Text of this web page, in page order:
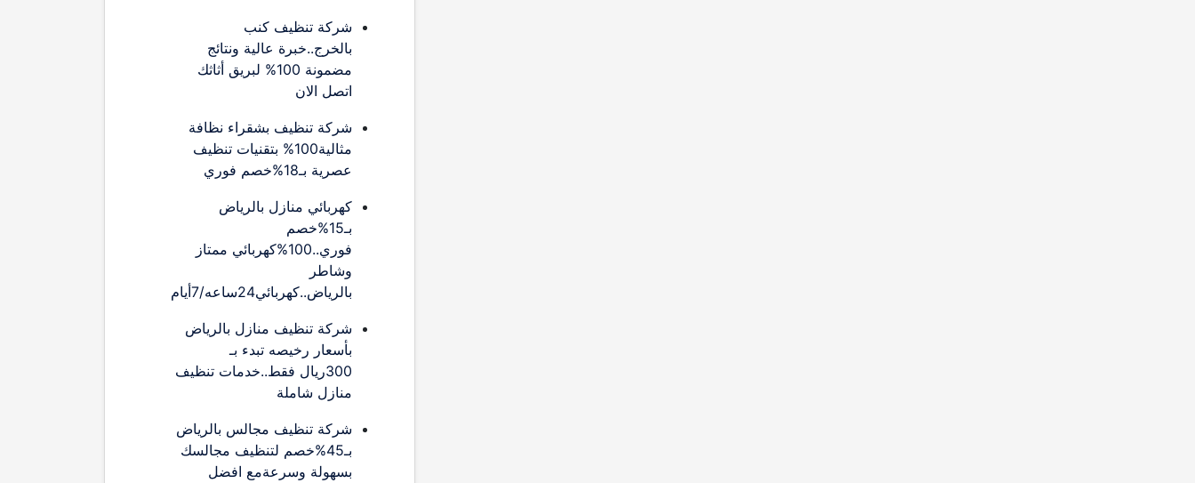
شركة تنظيف كنب
بالخرج..خبرة عالية ونتائج
مضمونة 100% لبريق أثاثك
اتصل الان
شركة تنظيف بشقراء نظافة
مثالية100% بتقنيات تنظيف
عصرية بـ18%خصم فوري
كهربائي منازل بالرياض
بـ15%خصم
فوري..100%كهربائي ممتاز
وشاطر
بالرياض..كهربائي24ساعه/7أيام
شركة تنظيف منازل بالرياض
بأسعار رخيصه تبدء بـ
300ريال فقط..خدمات تنظيف
منازل شاملة
شركة تنظيف مجالس بالرياض
بـ45%خصم لتنظيف مجالسك
بسهولة وسرعةمع افضل